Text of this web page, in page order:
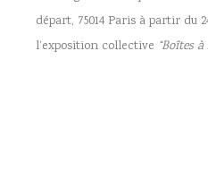
départ, 75014 Paris à partir du
l’exposition collective “Boîtes à